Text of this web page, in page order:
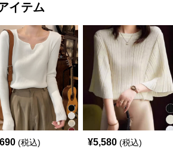
イテム
(税込) ¥5,580 (税込)